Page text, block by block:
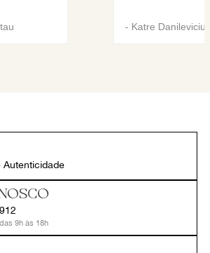
- Katre Danilevicius
Autenticidade
9h às 18h